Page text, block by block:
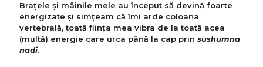
Brațele și mâinile mele au început să devină foarte
energizate și simțeam că îmi arde coloana
vertebrală, toată ființa mea vibra de la toată acea
(multă) energie care urca până la cap prin sushumna
nadi.